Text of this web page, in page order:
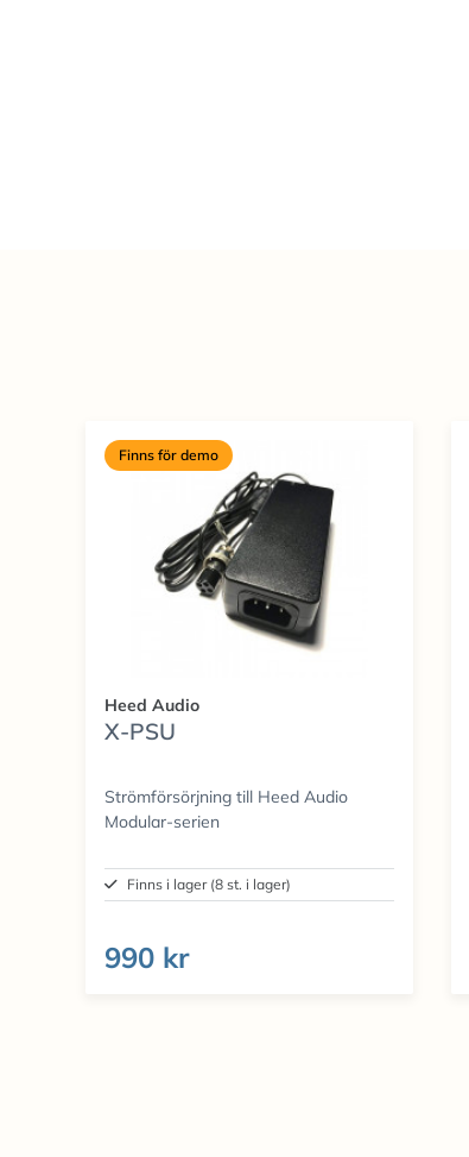
Finns för demo
Heed Audio
X-PSU
Strömförsörjning till Heed Audio
Modular-serien
Finns i lager (8 st. i lager)
990 kr